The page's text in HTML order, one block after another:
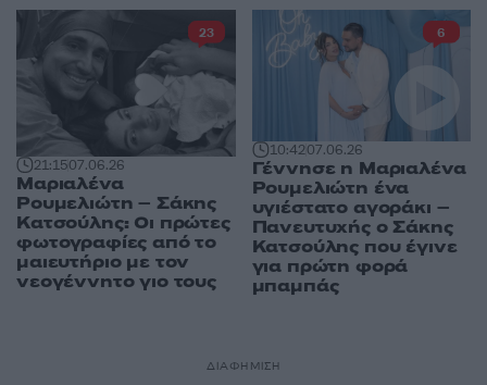
21:1507.06.26
Μαριαλένα
Ρουμελιώτη – Σάκης
Κατσούλης: Οι πρώτες
φωτογραφίες από το
μαιευτήριο με τον
νεογέννητο γιο τους
23
10:4207.06.26
Γέννησε η Μαριαλένα
Ρουμελιώτη ένα
υγιέστατο αγοράκι –
Πανευτυχής ο Σάκης
Κατσούλης που έγινε
για πρώτη φορά
μπαμπάς
6
ΔΙΑΦΗΜΙΣΗ